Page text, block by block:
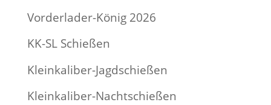
Vorderlader-König 2026
KK-SL Schießen
Kleinkaliber-Jagdschießen
Kleinkaliber-Nachtschießen